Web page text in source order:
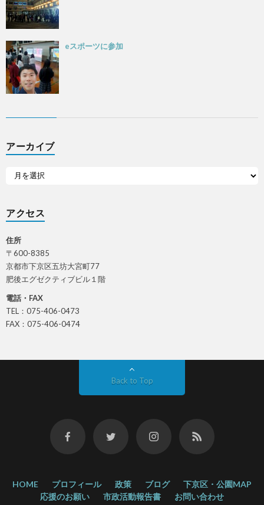
eスポーツに参加
アーカイブ
アクセス
住所
〒600-8385
京都市下京区五坊大宮町77
肥後エグゼクティブビル１階
電話・FAX
TEL：075-406-0473
FAX：075-406-0474
Back to Top
HOME プロフィール 政策 ブログ
下京区・公園MAP
応援のお願い
市政活動報告書 お問い合わせ